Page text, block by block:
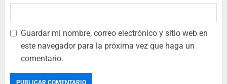
Guardar mi nombre, correo electrónico y sitio web en
este navegador para la próxima vez que haga un
comentario.